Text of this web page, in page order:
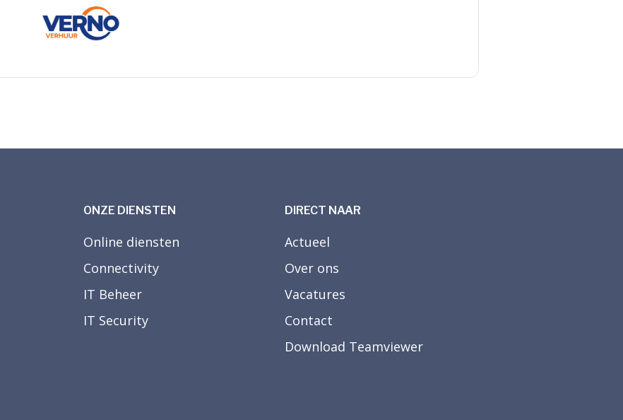
ONZE DIENSTEN
Online diensten
Connectivity
IT Beheer
IT Security
DIRECT NAAR
Actueel
Over ons
Vacatures
Contact
Download Teamviewer